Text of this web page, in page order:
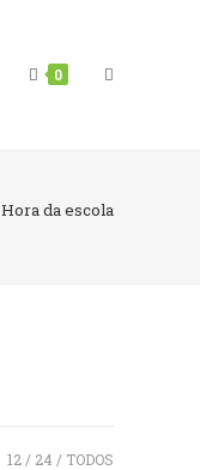
0 TOGGLE
WEBSITE
Hora da escola
12 24 TODOS